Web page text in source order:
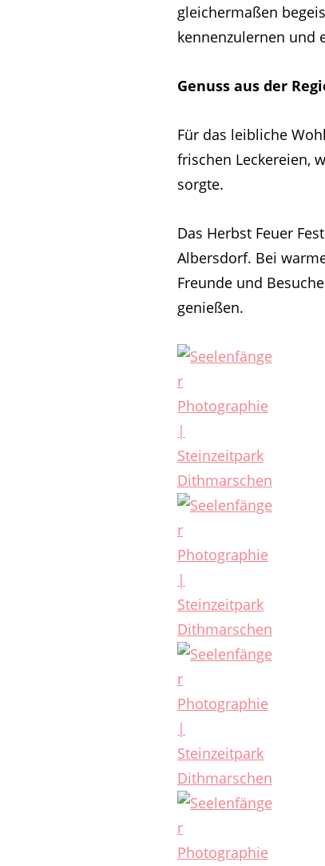
gleichermaßen
kennenzulernen und
Genuss aus der
Für das leibliche
frischen Leckereien,
sorgte.
Das Herbst Feuer
Albersdorf. Bei
Freunde und
genießen.